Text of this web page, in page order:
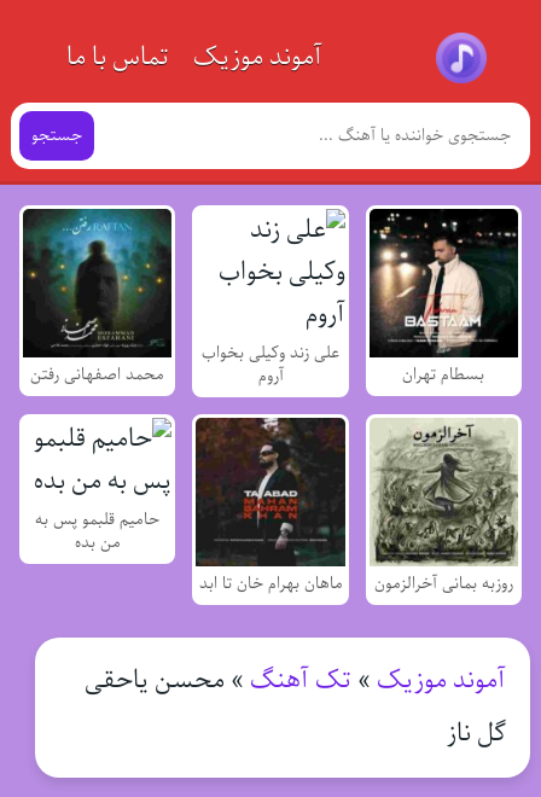
آموند موزیک تماس با ما
جستجو
بسطام تهران
علی زند وکیلی بخواب
آروم
محمد اصفهانی رفتن
روزبه بمانی آخرالزمون ماهان بهرام خان تا ابد
حامیم قلبمو پس به
من بده
آموند موزیک » تک آهنگ » محسن یاحقی
گل ناز